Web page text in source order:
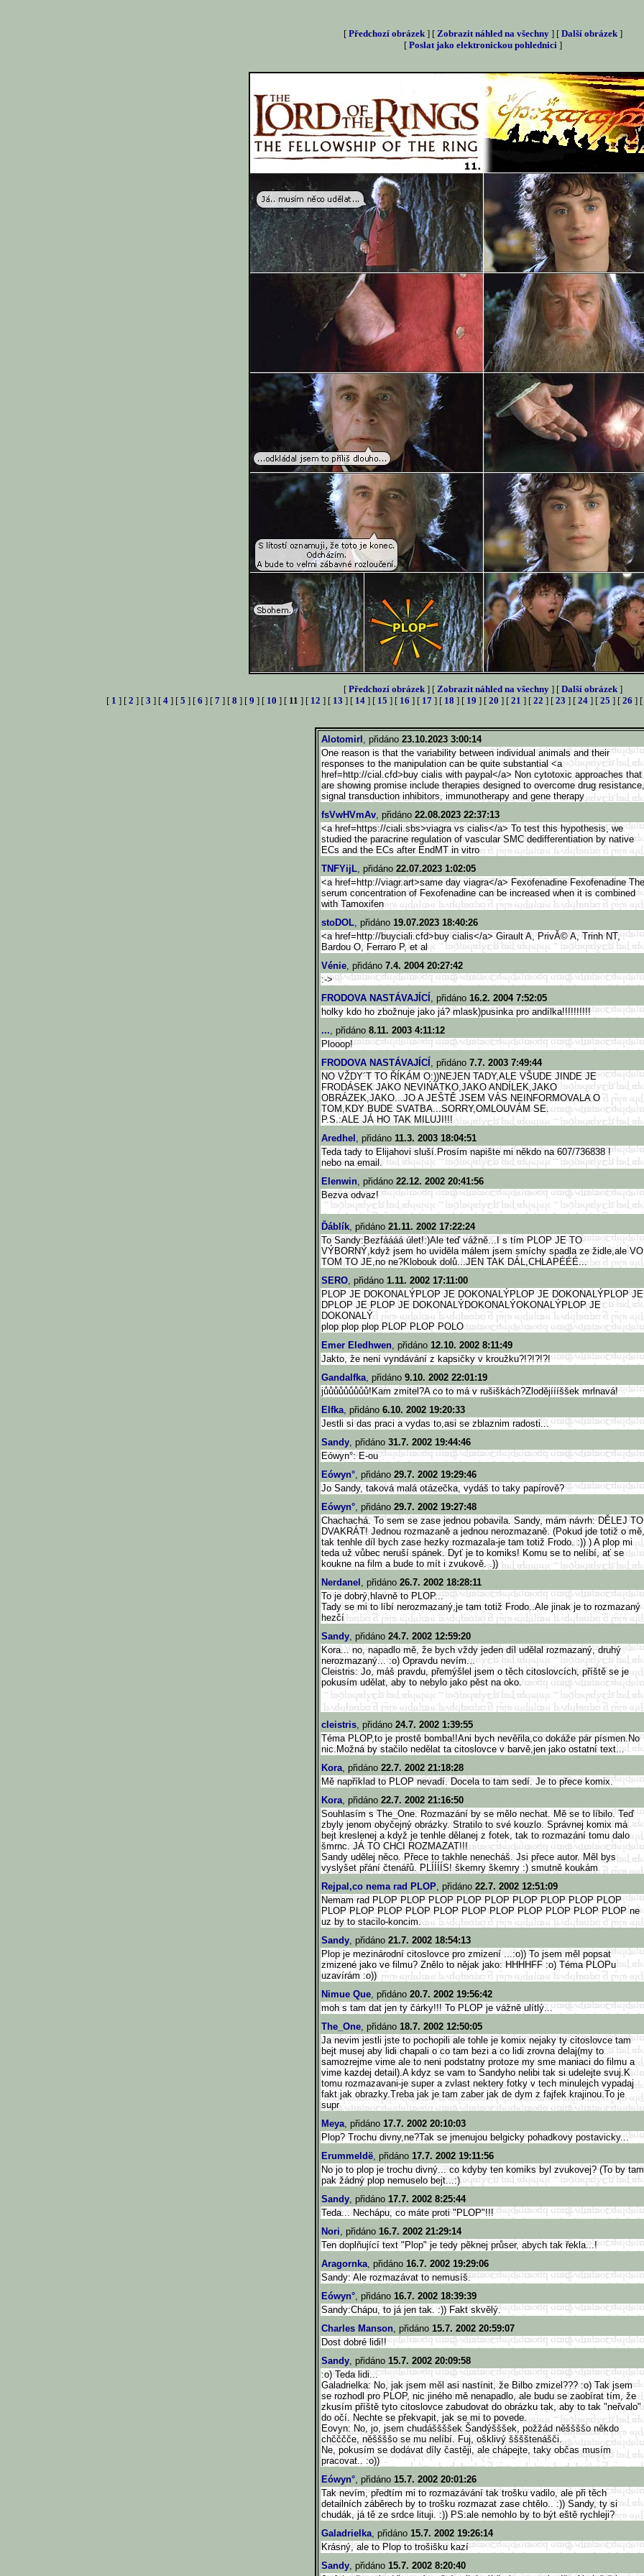
[ Předchozí obrázek ] [ Zobrazit náhled na všechny ] [ Další obrázek ]
[ Poslat jako elektronickou pohlednici ]
[ Předchozí obrázek ] [ Zobrazit náhled na všechny ] [ Další obrázek ]
[ 1 ] [ 2 ] [ 3 ] [ 4] [ 5 ] [ 6 ] [ 7] [ 8 ] [ 9 ] [ 10 ] [ 11 ] [ 12 ] [ 13 ] [ 14] [ 15 ] [ 16 ] [ 17] [ 18 ] [ 19 ] [ 20 ] [ 21 ] [ 22 ] [ 23 ] [ 24] [ 25 ] [ 26 ] [
Alotomirl , přidáno 23.10.2023 3:00:14
One reason is that the variability between individual animals and their
responses to the manipulation can be quite substantial <a
href=http://cial.cfd>buy cialis with paypal</a> Non cytotoxic approaches that
are showing promise include therapies designed to overcome drug resistance,
signal transduction inhibitors, immunotherapy and gene therapy
fsVwHVmAv, přidáno 22.08.2023 22:37:13
<a href=https://ciali.sbs>viagra vs cialis</a> To test this hypothesis, we
studied the paracrine regulation of vascular SMC dedifferentiation by native
ECs and the ECs after EndMT in vitro
TNFYijL, přidáno 22.07.2023 1:02:05
<a href=http://viagr.art>same day viagra</a> Fexofenadine Fexofenadine The
serum concentration of Fexofenadine can be increased when it is combined
with Tamoxifen
stoDOL, přidáno 19.07.2023 18:40:26
<a href=http://buyciali.cfd>buy cialis</a> Girault A, PrivĂ© A, Trinh NT,
Bardou O, Ferraro P, et al
Vénie, přidáno 7.4. 2004 20:27:42
:->
FRODOVA NASTÁVAJÍCÍ , přidáno 16.2. 2004 7:52:05
holky kdo ho zbožnuje jako já? mlask)pusinka pro andílka!!!!!!!!!!
..., přidáno 8.11. 2003 4:11:12
Plooop!
FRODOVA NASTÁVAJÍCÍ , přidáno 7.7. 2003 7:49:44
NO VŽDY´T TO ŘÍKÁM O:))NEJEN TADY,ALE VŠUDE JINDE JE
FRODÁSEK JAKO NEVIŃÁTKO,JAKO ANDÍLEK,JAKO
OBRÁZEK,JAKO...JO A JEŠTĚ JSEM VÁS NEINFORMOVALA O
TOM,KDY BUDE SVATBA...SORRY,OMLOUVÁM SE.
P.S.:ALE JÁ HO TAK MILUJI!!!
Aredhel , přidáno 11.3. 2003 18:04:51
Teda tady to Elijahovi sluší.Prosím napište mi někdo na 607/736838 !
nebo na email.
Elenwin, přidáno 22.12. 2002 20:41:56
Bezva odvaz!
Ďáblík, přidáno 21.11. 2002 17:22:24
To Sandy:Bezfáááá úlet!:)Ale teď vážně...I s tím PLOP JE TO
VÝBORNÝ,když jsem ho uviděla málem jsem smíchy spadla ze židle,ale VO
TOM TO JE,no ne?Klobouk dolů...JEN TAK DÁL,CHLAPÉÉÉ...
SERO, přidáno 1.11. 2002 17:11:00
PLOP JE DOKONALÝPLOP JE DOKONALÝPLOP JE DOKONALÝPLOP JE
DPLOP JE PLOP JE DOKONALÝDOKONALÝOKONALÝPLOP JE
DOKONALÝ
plop plop plop PLOP PLOP POLO
Emer Eledhwen, přidáno 12.10. 2002 8:11:49
Jakto, že není vyndávání z kapsičky v kroužku?!?!?!?!
Gandalfka, přidáno 9.10. 2002 22:01:19
jůůůůůůůůů!Kam zmitel?A co to má v rušiškách?Zlodějíííššek mrlnavá!
Elfka, přidáno 6.10. 2002 19:20:33
Jestli si das praci a vydas to,asi se zblaznim radosti...
Sandy, přidáno 31.7. 2002 19:44:46
Eówyn°: E-ou
Eówyn°, přidáno 29.7. 2002 19:29:46
Jo Sandy, taková malá otázečka, vydáš to taky papírově?
Eówyn°, přidáno 29.7. 2002 19:27:48
Chachachá. To sem se zase jednou pobavila. Sandy, mám návrh: DĚLEJ TO
DVAKRÁT! Jednou rozmazaně a jednou nerozmazaně. (Pokud jde totiž o mě,
tak tenhle díl bych zase hezky rozmazala-je tam totiž Frodo. :)) ) A plop mi
teda už vůbec neruší spánek. Dyť je to komiks! Komu se to nelíbí, ať se
koukne na film a bude to mít i zvukově. .))
Nerdanel , přidáno 26.7. 2002 18:28:11
To je dobrý,hlavně to PLOP...
Tady se mi to líbí nerozmazaný,je tam totiž Frodo..Ale jinak je to rozmazaný
hezčí
Sandy, přidáno 24.7. 2002 12:59:20
Kora... no, napadlo mě, že bych vždy jeden díl udělal rozmazaný, druhý
nerozmazaný... :o) Opravdu nevím...
Cleistris: Jo, máš pravdu, přemýšlel jsem o těch citoslovcích, příště se je
pokusím udělat, aby to nebylo jako pěst na oko.
cleistris, přidáno 24.7. 2002 1:39:55
Téma PLOP,to je prostě bomba!!Ani bych nevěřila,co dokáže pár písmen.No
nic.Možná by stačilo nedělat ta citoslovce v barvě,jen jako ostatní text...
Kora, přidáno 22.7. 2002 21:18:28
Mě například to PLOP nevadí. Docela to tam sedí. Je to přece komix.
Kora, přidáno 22.7. 2002 21:16:50
Souhlasím s The_One. Rozmazání by se mělo nechat. Mě se to líbilo. Teď
zbyly jenom obyčejný obrázky. Stratilo to své kouzlo. Správnej komix má
bejt kreslenej a když je tenhle dělanej z fotek, tak to rozmazání tomu dalo
šmrnc. JÁ TO CHCI ROZMAZAT!!!
Sandy udělej něco. Přece to takhle nenecháš. Jsi přece autor. Měl bys
vyslyšet přání čtenářů. PLÍÍÍÍS! škemry škemry :) smutně koukám
Rejpal,co nema rad PLOP, přidáno 22.7. 2002 12:51:09
Nemam rad PLOP PLOP PLOP PLOP PLOP PLOP PLOP PLOP PLOP
PLOP PLOP PLOP PLOP PLOP PLOP PLOP PLOP PLOP PLOP PLOP ne
uz by to stacilo-koncim.
Sandy, přidáno 21.7. 2002 18:54:13
Plop je mezinárodní citoslovce pro zmizení ...:o)) To jsem měl popsat
zmizené jako ve filmu? Znělo to nějak jako: HHHHFF :o) Téma PLOPu
uzavírám :o))
Nimue Que, přidáno 20.7. 2002 19:56:42
moh s tam dat jen ty čárky!!! To PLOP je vážně ulítlý...
The_One, přidáno 18.7. 2002 12:50:05
Ja nevim jestli jste to pochopili ale tohle je komix nejaky ty citoslovce tam
bejt musej aby lidi chapali o co tam bezi a co lidi zrovna delaj(my to
samozrejme vime ale to neni podstatny protoze my sme maniaci do filmu a
vime kazdej detail).A kdyz se vam to Sandyho nelibi tak si udelejte svuj.K
tomu rozmazavani-je super a zvlast nektery fotky v tech minulejch vypadaj
fakt jak obrazky.Treba jak je tam zaber jak de dym z fajfek krajinou.To je
supr
Meya, přidáno 17.7. 2002 20:10:03
Plop? Trochu divny,ne?Tak se jmenujou belgicky pohadkovy postavicky...
Erummeldë, přidáno 17.7. 2002 19:11:56
No jo to plop je trochu divný... co kdyby ten komiks byl zvukovej? (To by tam
pak žádný plop nemuselo bejt...:)
Sandy, přidáno 17.7. 2002 8:25:44
Teda... Nechápu, co máte proti "PLOP"!!!
Nori, přidáno 16.7. 2002 21:29:14
Ten doplňující text "Plop" je tedy pěknej průser, abych tak řekla...!
Aragornka, přidáno 16.7. 2002 19:29:06
Sandy: Ale rozmazávat to nemusíš.
Eówyn°, přidáno 16.7. 2002 18:39:39
Sandy:Chápu, to já jen tak. :)) Fakt skvělý.
Charles Manson, přidáno 15.7. 2002 20:59:07
Dost dobré lidi!!
Sandy, přidáno 15.7. 2002 20:09:58
:o) Teda lidi...
Galadrielka: No, jak jsem měl asi nastínit, že Bilbo zmizel??? :o) Tak jsem
se rozhodl pro PLOP, nic jiného mě nenapadlo, ale budu se zaobírat tím, že
zkusím příště tyto citoslovce zabudovat do obrázku tak, aby to tak "neřvalo"
do očí. Nechte se překvapit, jak se mi to povede.
Eovyn: No, jo, jsem chudáššššek Šandýšššek, požžád něššššo někdo
chčččče, něššššo se mu nelíbí. Fuj, ošklivý šššštenášči.
Ne, pokusím se dodávat díly častěji, ale chápejte, taky občas musím
pracovat.. :o))
Eówyn°, přidáno 15.7. 2002 20:01:26
Tak nevím, předtím mi to rozmazávání tak trošku vadilo, ale při těch
detailních záběrech by to trošku rozmazat zase chtělo.. :)) Sandy, ty si
chudák, já tě ze srdce lituji. :)) PS:ale nemohlo by to být eště rychleji?
Galadrielka, přidáno 15.7. 2002 19:26:14
Krásný, ale to Plop to trošišku kazí
Sandy, přidáno 15.7. 2002 8:20:40